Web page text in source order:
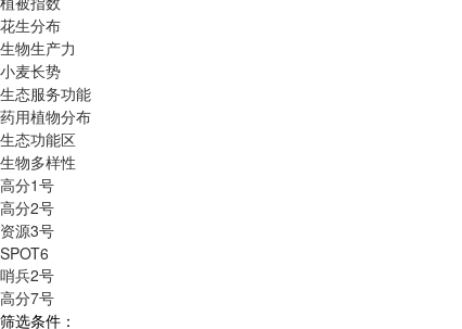
花生分布
生物生产力
小麦长势
生态服务功能
药用植物分布
生态功能区
生物多样性
高分1号
高分2号
资源3号
SPOT6
哨兵2号
高分7号
筛选条件：